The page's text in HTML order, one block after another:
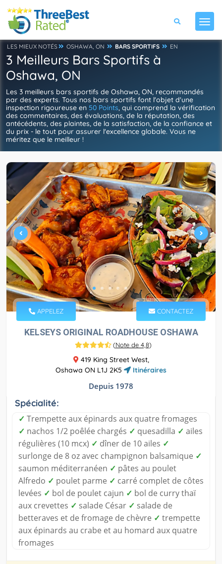
LES MIEUX NOTÉS OSHAWA, ON BARS SPORTIFS EN
3 Meilleurs Bars Sportifs à
Oshawa, ON
Les 3 meilleurs bars sportifs de Oshawa, ON, recommandés
par des experts. Tous nos bars sportifs font l'objet d'une
inspection rigoureuse en 50 Points, qui comprend la vérification
des commentaires, des évaluations, de la réputation, des
antécédents, des plaintes, de la satisfaction, de la confiance et
du prix - le tout pour assurer l'excellence globale. Vous ne
méritez que le meilleur !
APPELEZ CONTACTEZ
KELSEYS ORIGINAL ROADHOUSE OSHAWA
(Note de 4,8)
419 King Street West,
Oshawa ON L1J 2K5
Itinéraires
Depuis 1978
Spécialité:
✓ Trempette aux épinards aux quatre fromages
✓ nachos 1/2 poêlée chargés ✓ quesadilla ✓ ailes
régulières (10 mcx) ✓ dîner de 10 ailes ✓
surlonge de 8 oz avec champignon balsamique ✓
saumon méditerranéen ✓ pâtes au poulet
Alfredo ✓ poulet parme ✓ carré complet de côtes
levées ✓ bol de poulet cajun ✓ bol de curry thaï
aux crevettes ✓ salade César ✓ salade de
betteraves et de fromage de chèvre ✓ trempette
aux épinards au crabe et au homard aux quatre
fromages